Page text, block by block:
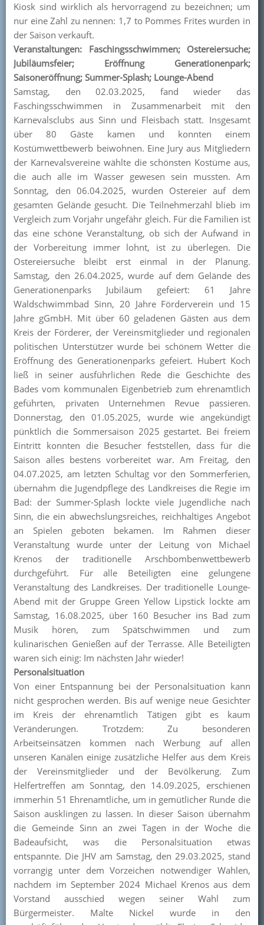
Kiosk sind wirklich als hervorragend zu bezeichnen; um
nur eine Zahl zu nennen: 1,7 to Pommes Frites wurden in
der Saison verkauft.
Veranstaltungen: Faschingsschwimmen; Ostereiersuche;
Jubiläumsfeier; Eröffnung Generationenpark;
Saisoneröffnung; Summer-Splash; Lounge-Abend
Samstag, den 02.03.2025, fand wieder das
Faschingsschwimmen in Zusammenarbeit mit den
Karnevalsclubs aus Sinn und Fleisbach statt. Insgesamt
über 80 Gäste kamen und konnten einem
Kostümwettbewerb beiwohnen. Eine Jury aus Mitgliedern
der Karnevalsvereine wählte die schönsten Kostüme aus,
die auch alle im Wasser gewesen sein mussten. Am
Sonntag, den 06.04.2025, wurden Ostereier auf dem
gesamten Gelände gesucht. Die Teilnehmerzahl blieb im
Vergleich zum Vorjahr ungefähr gleich. Für die Familien ist
das eine schöne Veranstaltung, ob sich der Aufwand in
der Vorbereitung immer lohnt, ist zu überlegen. Die
Ostereiersuche bleibt erst einmal in der Planung.
Samstag, den 26.04.2025, wurde auf dem Gelände des
Generationenparks Jubiläum gefeiert: 61 Jahre
Waldschwimmbad Sinn, 20 Jahre Förderverein und 15
Jahre gGmbH. Mit über 60 geladenen Gästen aus dem
Kreis der Förderer, der Vereinsmitglieder und regionalen
politischen Unterstützer wurde bei schönem Wetter die
Eröffnung des Generationenparks gefeiert. Hubert Koch
ließ in seiner ausführlichen Rede die Geschichte des
Bades vom kommunalen Eigenbetrieb zum ehrenamtlich
geführten, privaten Unternehmen Revue passieren.
Donnerstag, den 01.05.2025, wurde wie angekündigt
pünktlich die Sommersaison 2025 gestartet. Bei freiem
Eintritt konnten die Besucher feststellen, dass für die
Saison alles bestens vorbereitet war. Am Freitag, den
04.07.2025, am letzten Schultag vor den Sommerferien,
übernahm die Jugendpflege des Landkreises die Regie im
Bad: der Summer-Splash lockte viele Jugendliche nach
Sinn, die ein abwechslungsreiches, reichhaltiges Angebot
an Spielen geboten bekamen. Im Rahmen dieser
Veranstaltung wurde unter der Leitung von Michael
Krenos der traditionelle Arschbombenwettbewerb
durchgeführt. Für alle Beteiligten eine gelungene
Veranstaltung des Landkreises. Der traditionelle Lounge-
Abend mit der Gruppe Green Yellow Lipstick lockte am
Samstag, 16.08.2025, über 160 Besucher ins Bad zum
Musik hören, zum Spätschwimmen und zum
kulinarischen Genießen auf der Terrasse. Alle Beteiligten
waren sich einig: Im nächsten Jahr wieder!
Personalsituation
Von einer Entspannung bei der Personalsituation kann
nicht gesprochen werden. Bis auf wenige neue Gesichter
im Kreis der ehrenamtlich Tätigen gibt es kaum
Veränderungen. Trotzdem: Zu besonderen
Arbeitseinsätzen kommen nach Werbung auf allen
unseren Kanälen einige zusätzliche Helfer aus dem Kreis
der Vereinsmitglieder und der Bevölkerung. Zum
Helfertreffen am Sonntag, den 14.09.2025, erschienen
immerhin 51 Ehrenamtliche, um in gemütlicher Runde die
Saison ausklingen zu lassen. In dieser Saison übernahm
die Gemeinde Sinn an zwei Tagen in der Woche die
Badeaufsicht, was die Personalsituation etwas
entspannte. Die JHV am Samstag, den 29.03.2025, stand
vorrangig unter dem Vorzeichen notwendiger Wahlen,
nachdem im September 2024 Michael Krenos aus dem
Vorstand ausschied wegen seiner Wahl zum
Bürgermeister. Malte Nickel wurde in den